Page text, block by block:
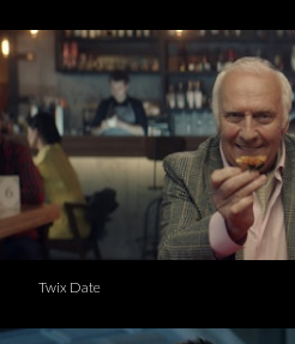
Twix Date